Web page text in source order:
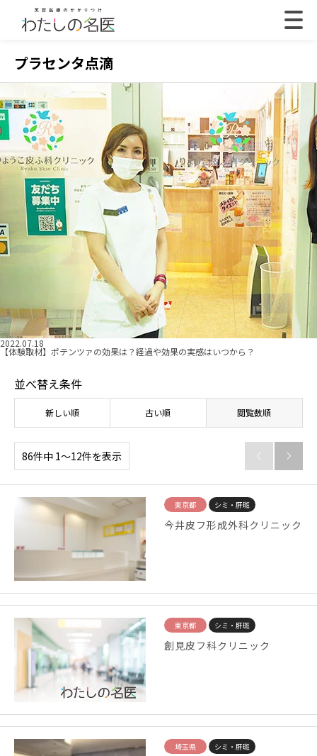
プラセンタ点滴
2022.07.18
【体験取材】ポテンツァの効果は？経過や効果の実感はいつから？
並べ替え条件
新しい順 古い順 閲覧数順
86件中 1〜12件を表示  
東京都 シミ・肝斑
今井皮フ形成外科クリニック
東京都 シミ・肝斑
創見皮フ科クリニック
埼玉県 シミ・肝斑